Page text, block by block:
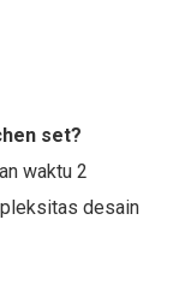
set?
waktu 2
desain